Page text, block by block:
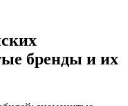
бренды и их